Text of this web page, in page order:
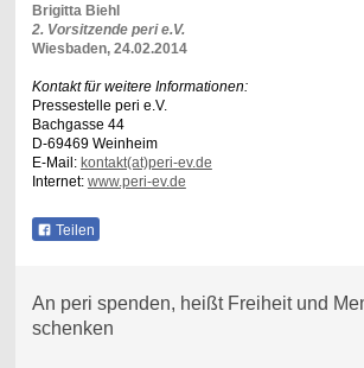
Brigitta Biehl
2. Vorsitzende peri e.V.
Wiesbaden, 24.02.2014
Kontakt für weitere Informationen:
Pressestelle peri e.V.
Bachgasse 44
D-69469 Weinheim
E-Mail: kontakt(at)peri-ev.de
Internet: www.peri-ev.de
Teilen
An peri spenden, heißt Freiheit und
schenken